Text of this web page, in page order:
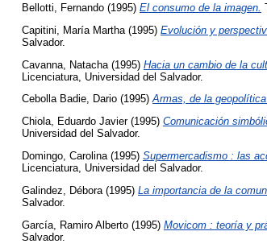
Bellotti, Fernando (1995) El consumo de la imagen.
Capitini, María Martha (1995) Evolución y
Salvador.
Cavanna, Natacha (1995) Hacia un cambio de la
Licenciatura, Universidad del Salvador.
Cebolla Badie, Dario (1995)Armas, de la
Chiola, Eduardo Javier(1995) Comunicación
Universidad del Salvador.
Domingo, Carolina (1995) Supermercadismo : las
Licenciatura, Universidad del Salvador.
Galindez, Débora (1995) La importancia de la
Salvador.
García, Ramiro Alberto (1995) Movicom : teoría y
Salvador.